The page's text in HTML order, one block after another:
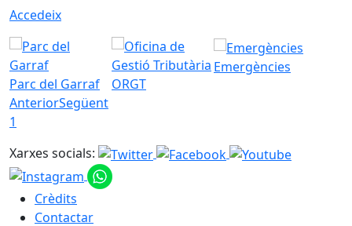
Accedeix
Parc del Garraf ORGT
Emergències
AnteriorSegüent
1
Xarxes socials:
Crèdits
Contactar